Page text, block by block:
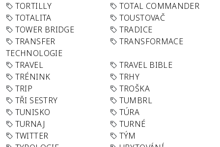
TORTILLY
TOTAL COMMANDER
TOTALITA
TOUSTOVAČ
TOWER BRIDGE
TRADICE
TRANSFER
TECHNOLOGIE
TRANSFORMACE
TRAVEL
TRAVEL BIBLE
TRÉNINK
TRHY
TRIP
TROŠKA
TŘI SESTRY
TUMBRL
TUNISKO
TÚRA
TURNAJ
TURNÉ
TWITTER
TÝM